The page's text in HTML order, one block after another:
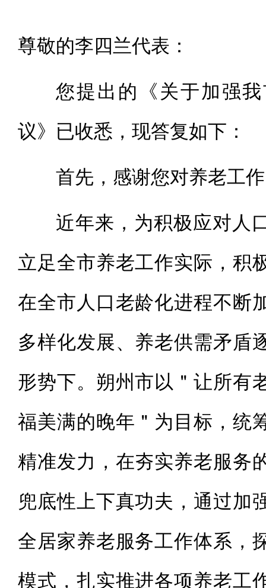
尊敬的李四兰代表：
您提出的《关于加强
议》已收悉，现答复如下：
首先，感谢您对养老工
近年来，为积极应对人
立足全市养老工作实际，积
在全市人口老龄化进程不断
多样化发展、养老供需矛盾
形势下。朔州市以＂让所有
福美满的晚年＂为目标，统
精准发力，在夯实养老服务
兜底性上下真功夫，通过加
全居家养老服务工作体系，
模式，扎实推进各项养老工